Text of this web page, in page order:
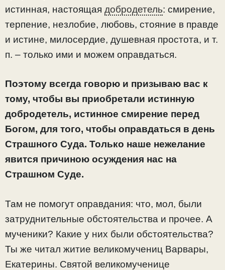
истинная, настоящая добродетель: смирение,
терпение, незлобие, любовь, стояние в правде
и истине, милосердие, душевная простота, и т.
п. – только ими и можем оправдаться.
Поэтому всегда говорю и призываю вас к
тому, чтобы вы приобретали истинную
добродетель, истинное смирение перед
Богом, для того, чтобы оправдаться в день
Страшного Суда. Только наше нежелание
явится причиною осуждения нас на
Страшном Суде.
Там не помогут оправдания: что, мол, были
затруднительные обстоятельства и прочее. А
мученики? Какие у них были обстоятельства?
Ты же читал житие великомучениц Варвары,
Екатерины. Святой великомученице